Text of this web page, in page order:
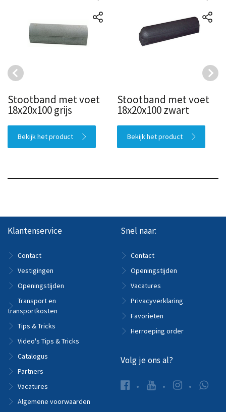
Stootband met voet
18x20x100 grijs
Bekijk het product
Stootband met voet
18x20x100 zwart
Bekijk het product
Klantenservice
Contact
Vestigingen
Openingstijden
Transport en
transportkosten
Tips & Tricks
Video's Tips & Tricks
Catalogus
Partners
Vacatures
Algemene voorwaarden
Snel naar:
Contact
Openingstijden
Vacatures
Privacyverklaring
Favorieten
Herroeping order
Volg je ons al?